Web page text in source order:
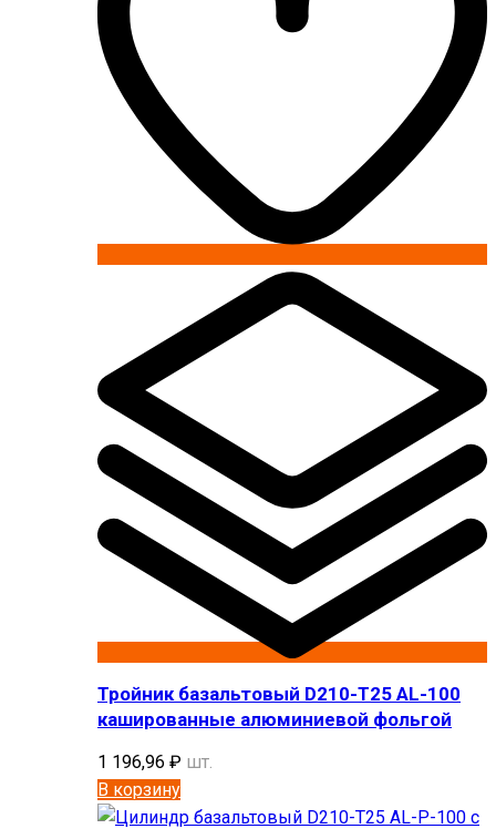
Тройник базальтовый D210-T25 AL-100
кашированные алюминиевой фольгой
1 196,96 ₽ шт.
В корзину